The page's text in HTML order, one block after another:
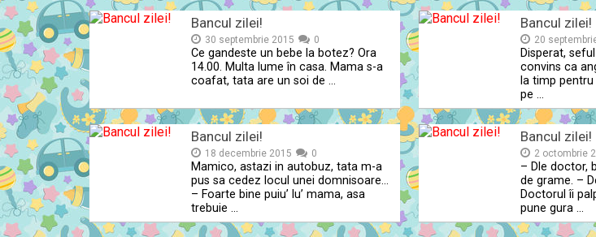
Bancul zilei!
30 septembrie 2015 0
Ce gandeste un bebe la botez? Ora
14.00. Multa lume în casa. Mama s-a
coafat, tata are un soi de …
Bancul zilei!
20
Disperat,
convins ca
la timp
pe …
Bancul zilei!
18 decembrie 2015 0
Mamico, astazi in autobuz, tata m-a
pus sa cedez locul unei domnisoare…
– Foarte bine puiu’ lu’ mama, asa
trebuie …
Bancul zilei!
2 octombrie
– Dle doctor,
de grame. –
Doctorul îi
pune gura …